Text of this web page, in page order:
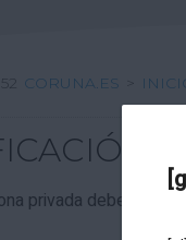
CORUNA.ES >
privada debe